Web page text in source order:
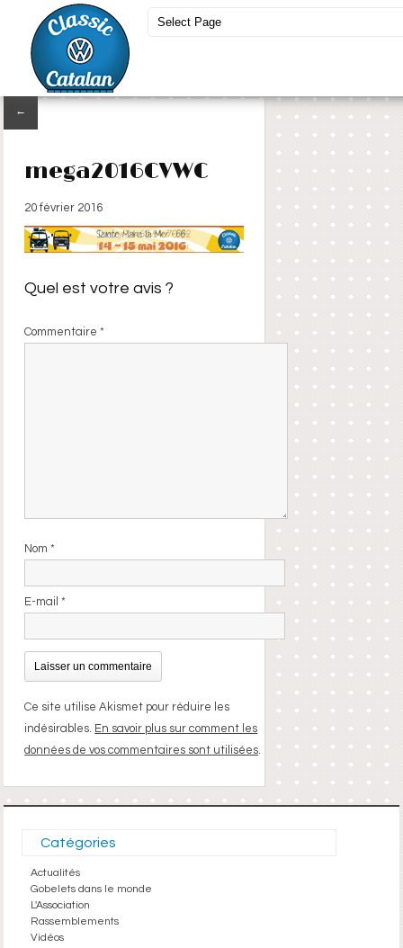
←
mega2016CVWC
20 février 2016
Quel est votre avis ?
Commentaire*
Nom*
E-mail*
Ce site utilise Akismet pour réduire les
indésirables. En savoir plus sur comment les
données de vos commentaires sont utilisées.
Catégories
Actualités
Gobelets dans le monde
L'Association
Rassemblements
Vidéos